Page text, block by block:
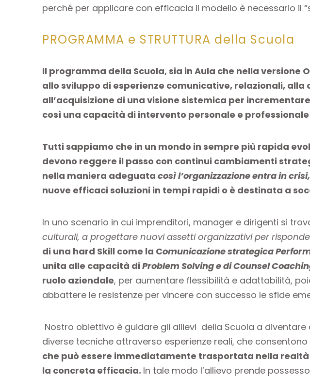
perché per applicare con efficacia il modello è necessario il
PROGRAMMA e STRUTTURA della Scuola
Il programma della Scuola, sia in Aula che nella
allo sviluppo di esperienze comunicative, relazionali,
all’acquisizione di una visione sistemica per
così una capacità di intervento personale e
Tutti sappiamo che in un mondo in sempre più rapida
devono reggere il passo con continui cambiamenti
nella maniera adeguata così l’organizzazione entra in
nuove efficaci soluzioni in tempi rapidi o è destinata a
In uno scenario in cui imprenditori, manager e dirigenti si
culturali, a progettare nuovi assetti organizzativi per
di una hard Skill come la Comunicazione strategica
unita alle capacità di Problem Solving e di Counsel
ruolo aziendale, per aumentare flessibilità e adattabilità,
abbattere le resistenze per vincere con successo le sfide
Nostro obiettivo è guidare gli allievi della Scuola a
diverse tecniche attraverso esperienze reali, che
che può essere immediatamente trasportata nella
la concreta efficacia. In tale modo l’allievo prende